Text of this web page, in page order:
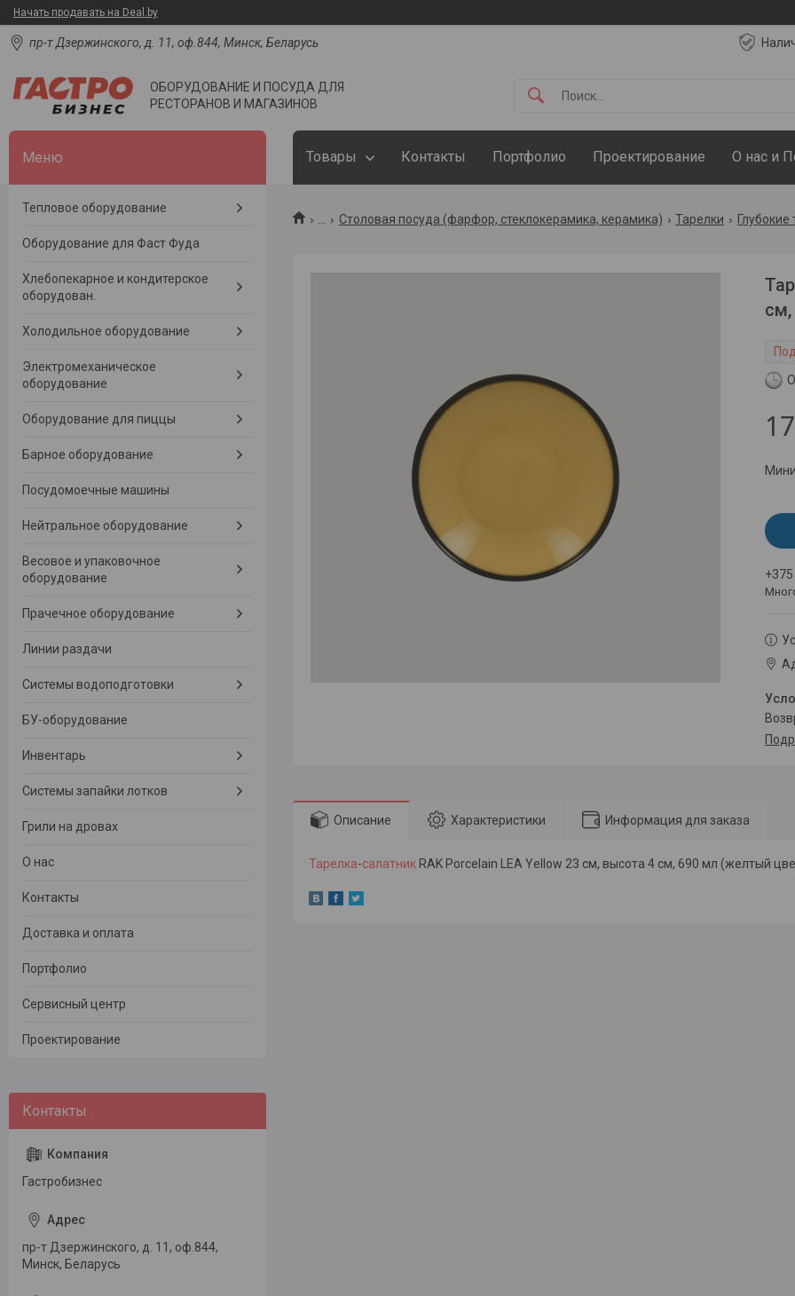
Начать продавать на Deal.by
пр-т Дзержинского, д. 11, оф.844, Минск, Беларусь
ОБОРУДОВАНИЕ И ПОСУДА ДЛЯ
РЕСТОРАНОВ И МАГАЗИНОВ
Товары Контакты Портфолио Проектирование О нас и
... Столовая посуда (фарфор, стеклокерамика, керамика) Тарелки Глубокие
Описание Характеристики Информация для заказа
Тарелка-салатник RAK Porcelain LEA Yellow 23 см, высота 4 см, 690 мл (желтый
Тепловое оборудование
Оборудование для Фаст Фуда
Хлебопекарное и кондитерское
оборудован.
Холодильное оборудование
Электромеханическое
оборудование
Оборудование для пиццы
Барное оборудование
Посудомоечные машины
Нейтральное оборудование
Весовое и упаковочное
оборудование
Прачечное оборудование
Линии раздачи
Системы водоподготовки
БУ-оборудование
Инвентарь
Системы запайки лотков
Грили на дровах
О нас
Контакты
Доставка и оплата
Портфолио
Сервисный центр
Проектирование
Гастробизнес
пр-т Дзержинского, д. 11, оф.844,
Минск, Беларусь